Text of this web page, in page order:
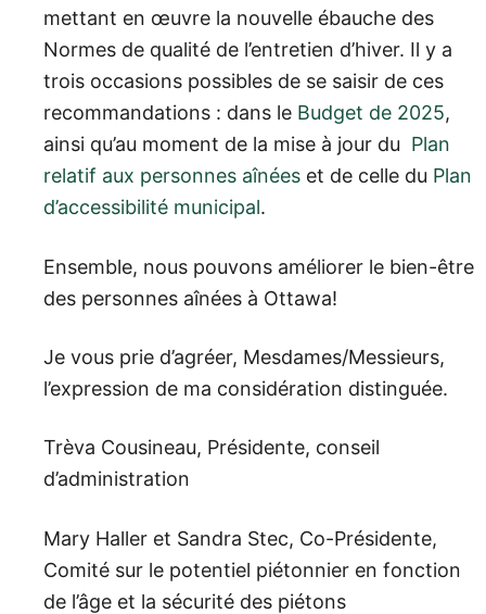
mettant en œuvre la nouvelle ébauche des
Normes de qualité de l’entretien d’hiver. Il y a
trois occasions possibles de se saisir de ces
recommandations : dans le Budget de 2025,
ainsi qu’au moment de la mise à jour du Plan
relatif aux personnes aînées et de celle du Plan
d’accessibilité municipal.
Ensemble, nous pouvons améliorer le bien-être
des personnes aînées à Ottawa!
Je vous prie d’agréer, Mesdames/Messieurs,
l’expression de ma considération distinguée.
Trèva Cousineau, Présidente, conseil
d’administration
Mary Haller et Sandra Stec, Co-Présidente,
Comité sur le potentiel piétonnier en fonction
de l’âge et la sécurité des piétons